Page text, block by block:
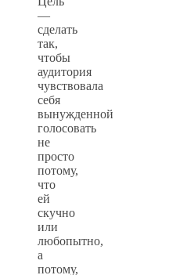
—
сделать
так,
чтобы
аудитория
чувствовала
себя
вынужденной
голосовать
не
просто
потому,
что
ей
скучно
или
любопытно,
а
потому,